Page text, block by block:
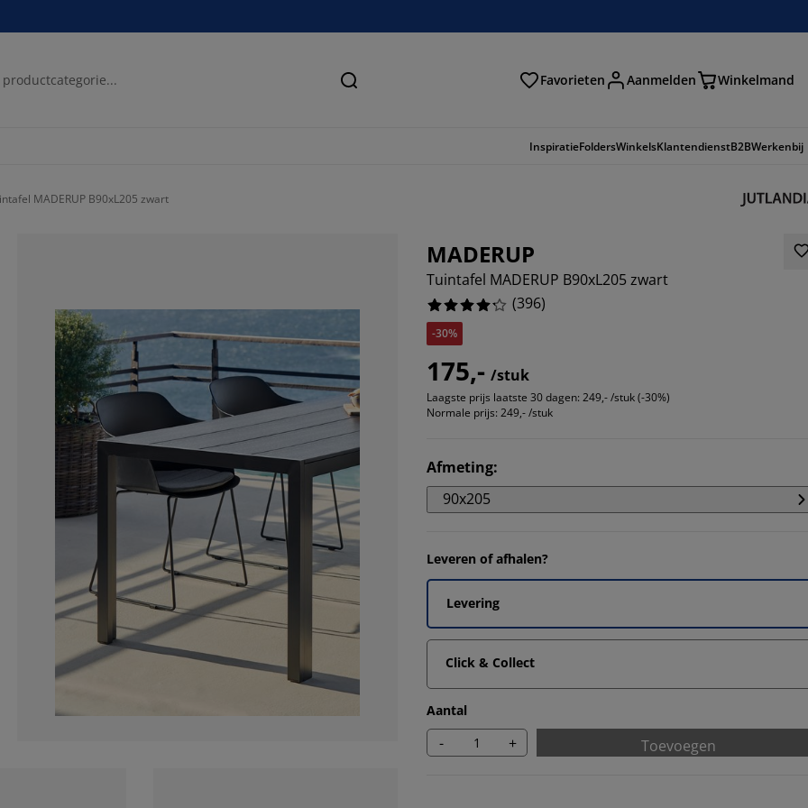
Zoeken Favorieten Aanmelden Winkelmand
InspiratieFoldersWinkelsKlantendienstB2BWerkenbij
MADERUP B90xL205 zwart
MADERUP
Tuintafel MADERUP B90xL205 zwart
(396)
-30%
175,- /stuk
Laagste prijs laatste 30 dagen: 249,- /stuk (-30%)
Normale prijs: 249,- /stuk
Afmeting:
90x205
Leveren of afhalen?
Levering
Click & Collect
Aantal
- + Toevoegen
63.13131313131313%
18.434343434343432%
4.545454545454546%
2.272727272727273%
11.616161616161616%